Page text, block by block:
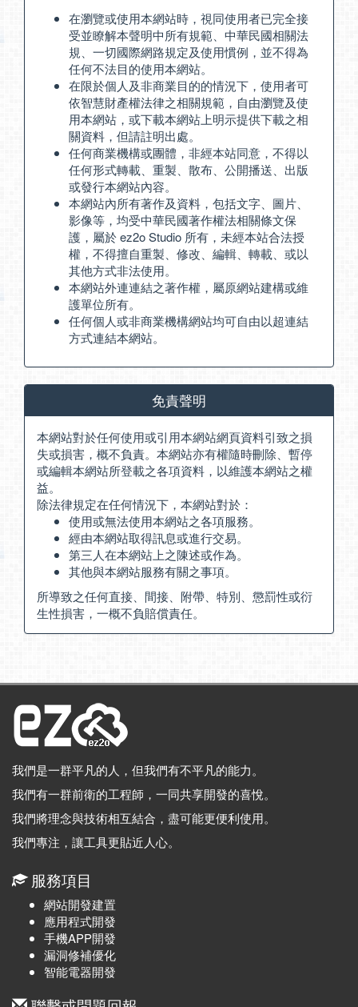
在瀏覽或使用本網站時，視同使用者已完全接
受並瞭解本聲明中所有規範、中華民國相關法
規、一切國際網路規定及使用慣例，並不得為
任何不法目的使用本網站。
在限於個人及非商業目的的情況下，使用者可
依智慧財產權法律之相關規範，自由瀏覽及使
用本網站，或下載本網站上明示提供下載之相
關資料，但請註明出處。
任何商業機構或團體，非經本站同意，不得以
任何形式轉載、重製、散布、公開播送、出版
或發行本網站內容。
本網站內所有著作及資料，包括文字、圖片、
影像等，均受中華民國著作權法相關條文保
護，屬於 ez2o Studio 所有，未經本站合法授
權，不得擅自重製、修改、編輯、轉載、或以
其他方式非法使用。
本網站外連連結之著作權，屬原網站建構或維
護單位所有。
任何個人或非商業機構網站均可自由以超連結
方式連結本網站。
免責聲明
本網站對於任何使用或引用本網站網頁資料引致之損
失或損害，概不負責。本網站亦有權隨時刪除、暫停
或編輯本網站所登載之各項資料，以維護本網站之權
益。
除法律規定在任何情況下，本網站對於：
使用或無法使用本網站之各項服務。
經由本網站取得訊息或進行交易。
第三人在本網站上之陳述或作為。
其他與本網站服務有關之事項。
所導致之任何直接、間接、附帶、特別、懲罰性或衍
生性損害，一概不負賠償責任。
我們是一群平凡的人，但我們有不平凡的能力。
我們有一群前衛的工程師，一同共享開發的喜悅。
我們將理念與技術相互結合，盡可能更便利使用。
我們專注，讓工具更貼近人心。
服務項目
網站開發建置
應用程式開發
手機APP開發
漏洞修補優化
智能電器開發